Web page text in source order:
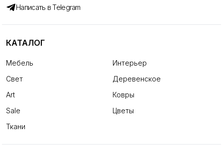
Написать в Telegram
КАТАЛОГ
Мебель
Интерьер
Свет
Деревенское
Art
Ковры
Sale
Цветы
Ткани